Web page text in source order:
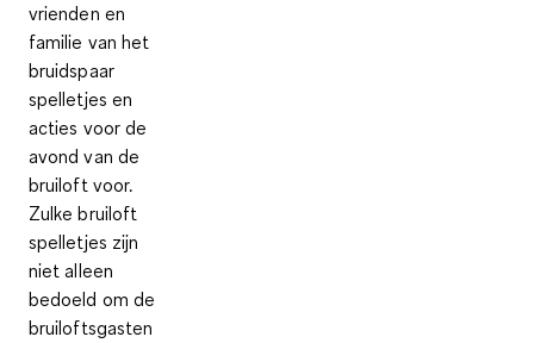
vrienden en
familie van het
bruidspaar
spelletjes en
acties voor de
avond van de
bruiloft voor.
Zulke bruiloft
spelletjes zijn
niet alleen
bedoeld om de
bruiloftsgasten